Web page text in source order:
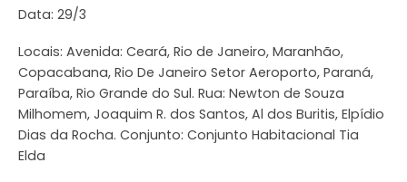
Data: 29/3
Locais: Avenida: Ceará, Rio de Janeiro, Maranhão,
Copacabana, Rio De Janeiro Setor Aeroporto, Paraná,
Paraíba, Rio Grande do Sul. Rua: Newton de Souza
Milhomem, Joaquim R. dos Santos, Al dos Buritis, Elpídio
Dias da Rocha. Conjunto: Conjunto Habitacional Tia
Elda